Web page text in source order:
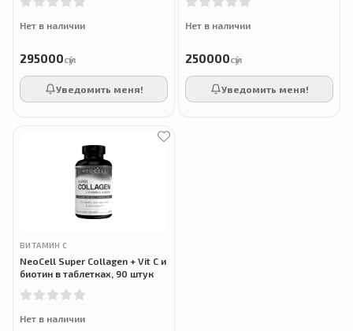
Нет в наличии
295000сӯм
Уведомить меня!
Нет в наличии
250000сӯм
Уведомить меня!
ВИТАМИН С
NeoCell Super Collagen + Vit C и
биотин в таблетках, 90 штук
Нет в наличии